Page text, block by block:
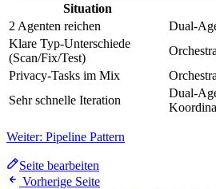
Situation
2 Agenten reichen
Dual-
Klare Typ-Unterschiede
(Scan/Fix/Test)
Orchestra
Privacy-Tasks im Mix
Sehr schnelle Iteration
Dual-
Weiter: Pipeline Pattern
Seite bearbeiten
Vorherige Seite